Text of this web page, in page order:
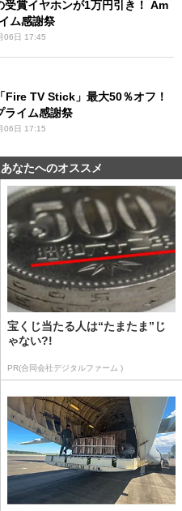
賞イヤホンが1万円引き！ Am
ム感謝祭
06日 17:45
Fire TV Stick」最大50％オフ！
ライム感謝祭
06日 17:15
なたへのオススメ
宝くじ当たる人は“たまたま”じ
ゃない?!
PR(合同会社デジタルファーム )